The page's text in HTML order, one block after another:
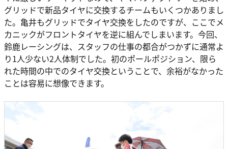
グリッドで新品タイヤに交換するチームもいくつかありまし
た。亀井もグリッドでタイヤ交換をしたのですが、ここでメ
カニックがフロントタイヤを逆に組んでしまいます。今回、
鈴鹿レーシングは、スタッフの仕事の都合がつかずに通常よ
り1人少ない2人体制でした。初のポールポジション、限ら
れた時間の中でのタイヤ交換ということで、余裕がなかった
ことは容易に想像できます。